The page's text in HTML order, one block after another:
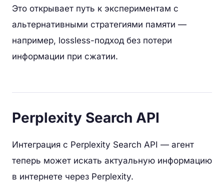
Это открывает путь к экспериментам с
альтернативными стратегиями памяти —
например, lossless-подход без потери
информации при сжатии.
Perplexity Search API
Интеграция с Perplexity Search API — агент
теперь может искать актуальную информацию
в интернете через Perplexity.